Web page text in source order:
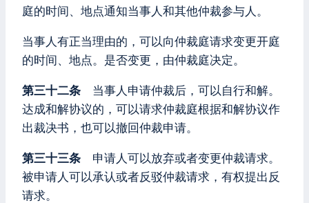
庭的时间、地点通知当事人和其他仲裁参与人。
当事人有正当理由的，可以向仲裁庭请求变更开庭
的时间、地点。是否变更，由仲裁庭决定。
第三十二条 当事人申请仲裁后，可以自行和解。
达成和解协议的，可以请求仲裁庭根据和解协议作
出裁决书，也可以撤回仲裁申请。
第三十三条 申请人可以放弃或者变更仲裁请求。
被申请人可以承认或者反驳仲裁请求，有权提出反
请求。